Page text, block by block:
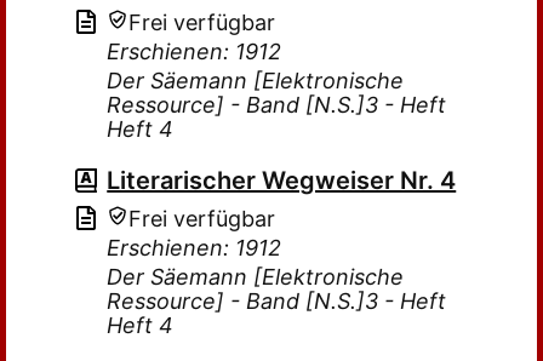
Frei verfügbar
Erschienen: 1912
Der Säemann [Elektronische
Ressource] - Band [N.S.]3 - Heft
Heft 4
Literarischer Wegweiser Nr. 4
Frei verfügbar
Erschienen: 1912
Der Säemann [Elektronische
Ressource] - Band [N.S.]3 - Heft
Heft 4